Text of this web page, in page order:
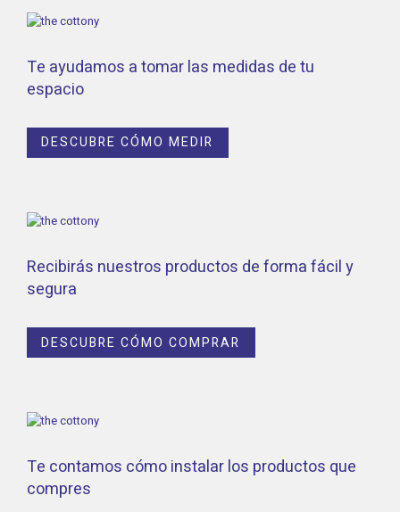
Te ayudamos a tomar las medidas de tu
espacio
DESCUBRE CÓMO MEDIR
Recibirás nuestros productos de forma fácil y
segura
DESCUBRE CÓMO COMPRAR
Te contamos cómo instalar los productos que
compres